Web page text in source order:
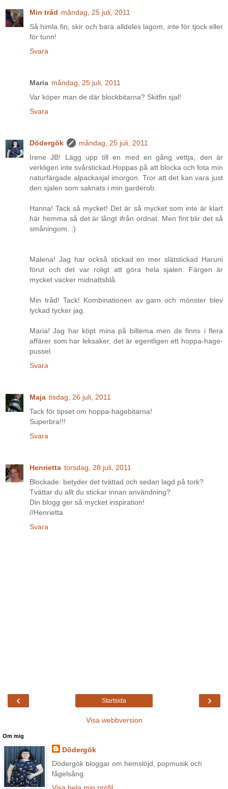
Min tråd måndag, 25 juli, 2011
Så himla fin, skir och bara alldeles lagom, inte för tjock eller
för tunn!
Svara
Maria måndag, 25 juli, 2011
Var köper man de där blockbitarna? Skitfin sjal!
Svara
Dödergök
måndag, 25 juli, 2011
Irene JB! Lägg upp till en med en gång vettja, den är
verkligen inte svårstickad.Hoppas på att blocka och fota min
naturfärgade alpackasjal imorgon. Tror att det kan vara just
den sjalen som saknats i min garderob.
Hanna! Tack så mycket! Det är så mycket som inte är klart
här hemma så det är långt ifrån ordnat. Men fint blir det så
småningom. :)
Malena! Jag har också stickad en mer slätstickad Haruni
förut och det var roligt att göra hela sjalen. Färgen är
mycket vacker midnattsblå.
Min tråd! Tack! Kombinationen av garn och mönster blev
lyckad tycker jag.
Maria! Jag har köpt mina på biltema men de finns i flera
affärer som har leksaker, det är egentligen ett hoppa-hage-
pussel.
Svara
Maja tisdag, 26 juli, 2011
Tack för tipset om hoppa-hagebitarna!
Superbra!!!
Svara
Henrietta torsdag, 28 juli, 2011
Blockade: betyder det tvättad och sedan lagd på tork?
Tvättar du allt du stickar innan användning?
Din blogg ger så mycket inspiration!
//Henrietta
Svara
‹ ›
Startsida
Visa webbversion
Om mig
Dödergök
Dödergök bloggar om hemslöjd, popmusik och
fågelsång.